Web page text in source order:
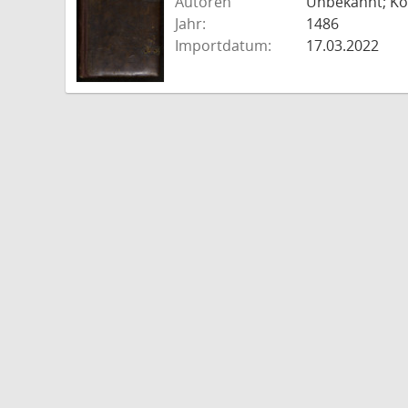
Jahr:
1486
Importdatum:
17.03.2022